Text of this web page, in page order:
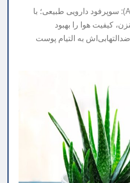
آلوئه‌ورا (Aloe vera): سوپرفود دارویی طبیعی؛ با
کیفیت هوا را بهبود
به التیام پوست